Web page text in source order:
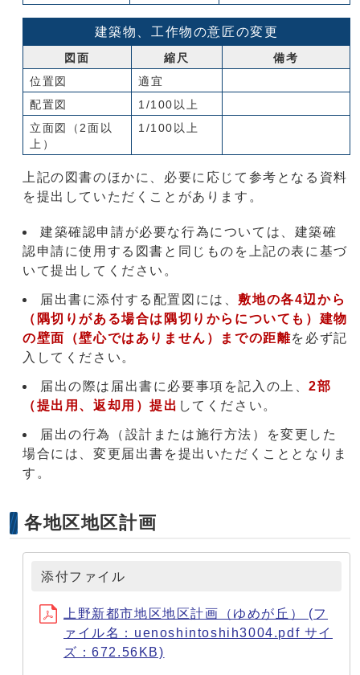
建築物、工作物の意匠の変更
図面 縮尺
備考
位置図
適宜
配置図
1/100以上
立面図（2面以
上）
1/100以上
上記の図書のほかに、必要に応じて参考となる資料
を提出していただくことがあります。
建築確認申請が必要な行為については、建築確
認申請に使用する図書と同じものを上記の表に基づ
いて提出してください。
届出書に添付する配置図には、 敷地の各4辺から
（隅切りがある場合は隅切りからについても）建物
の壁面（壁心ではありません）までの距離を必ず記
入してください。
届出の際は届出書に必要事項を記入の上、2部
（提出用、返却用）提出 してください。
届出の行為（設計または施行方法）を変更した
場合には、変更届出書を提出いただくこととなりま
す。
各地区地区計画
添付ファイル
上野新都市地区地区計画（ゆめが丘） (フ
ァイル名：uenoshintoshih3004.pdf サイ
ズ：672.56KB)